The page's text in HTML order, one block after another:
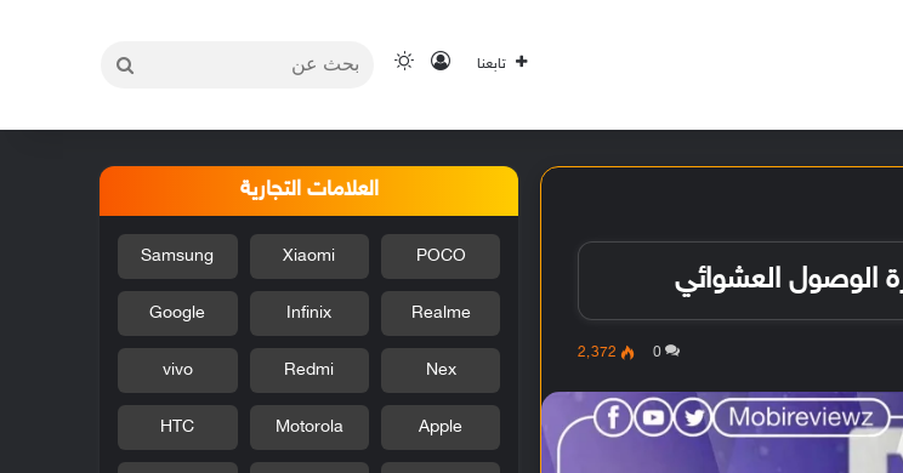
تابعنا تسجيل الدخول
الوضع المظلم
0 2٬372
العلامات التجارية
POCO
Xiaomi
Samsung
Realme
Infinix
Google
Nex
Redmi
vivo
Apple
Motorola
HTC